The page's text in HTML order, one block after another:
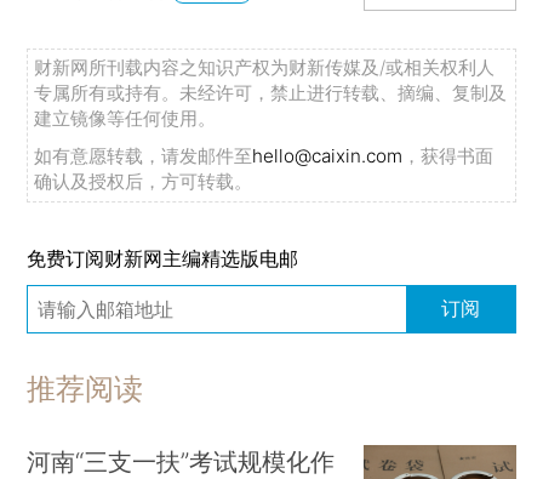
财新网所刊载内容之知识产权为财新传媒及/或相关权利人
专属所有或持有。未经许可，禁止进行转载、摘编、复制及
建立镜像等任何使用。
如有意愿转载，请发邮件至hello@caixin.com ，获得书面
确认及授权后，方可转载。
免费订阅财新网主编精选版电邮
订阅
推荐阅读
河南“三支一扶”考试规模化作